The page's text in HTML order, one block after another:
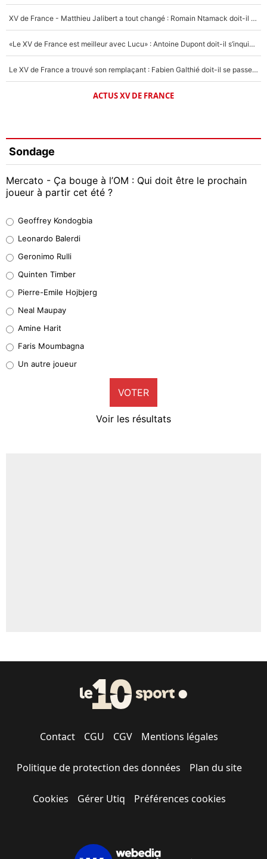
XV de France - Matthieu Jalibert a tout changé : Romain Ntamack doit-il s’inquiéter pour sa place à un an de la Coupe du monde ?
«Le XV de France est meilleur avec Lucu» : Antoine Dupont doit-il s’inquiéter pour sa place ?
Le XV de France a trouvé son remplaçant : Fabien Galthié doit-il se passer d'Antoine Dupont ?
ACTUS XV DE FRANCE
Sondage
Mercato - Ça bouge à l’OM : Qui doit être le prochain
joueur à partir cet été ?
38%
32%
4%
1%
9%
Geoffrey Kondogbia
Leonardo Balerdi
Geronimo Rulli
Quinten Timber
Pierre-Emile Hojbjerg
Neal Maupay
Amine Harit
Faris Moumbagna
Un autre joueur
VOTER
Voir les résultats
Contact CGU CGV Mentions légales
Politique de protection des données Plan du site
Cookies Gérer Utiq Préférences cookies